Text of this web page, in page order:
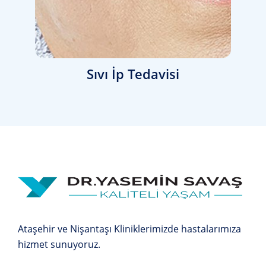
Sıvı İp Tedavisi
Ataşehir ve Nişantaşı Kliniklerimizde hastalarımıza
hizmet sunuyoruz.